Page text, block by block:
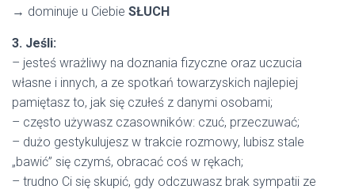
→ dominuje u Ciebie SŁUCH
3. Jeśli:
– jesteś wrażliwy na doznania fizyczne oraz uczucia
własne i innych, a ze spotkań towarzyskich najlepiej
pamiętasz to, jak się czułeś z danymi osobami;
– często używasz czasowników: czuć, przeczuwać;
– dużo gestykulujesz w trakcie rozmowy, lubisz stale
„bawić” się czymś, obracać coś w rękach;
– trudno Ci się skupić, gdy odczuwasz brak sympatii ze